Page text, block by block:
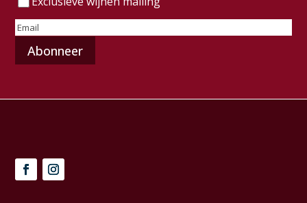
E-
mailadres(Vereist)